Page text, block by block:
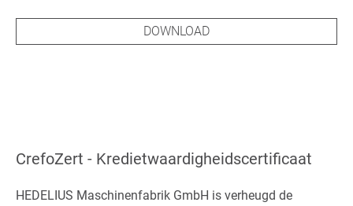
DOWNLOAD
CrefoZert - Kredietwaardigheidscertificaat
HEDELIUS Maschinenfabrik GmbH is verheugd de